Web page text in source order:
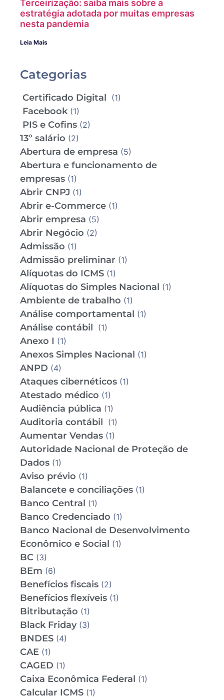
Terceirização: saiba mais sobre a
estratégia adotada por muitas empresas
nesta pandemia
Leia Mais
Categorias
Certificado Digital (1)
Facebook(1)
PIS e Cofins (2)
13º salário (2)
Abertura de empresa (5)
Abertura e funcionamento de
empresas (1)
Abrir CNPJ (1)
Abrir e-Commerce (1)
Abrir empresa (5)
Abrir Negócio (2)
Admissão (1)
Admissão preliminar (1)
Alíquotas do ICMS (1)
Alíquotas do Simples Nacional (1)
Ambiente de trabalho (1)
Análise comportamental (1)
Análise contábil (1)
Anexo I (1)
Anexos Simples Nacional (1)
ANPD (4)
Ataques cibernéticos (1)
Atestado médico (1)
Audiência pública (1)
Auditoria contábil (1)
Aumentar Vendas (1)
Autoridade Nacional de Proteção de
Dados (1)
Aviso prévio (1)
Balancete e conciliações (1)
Banco Central (1)
Banco Credenciado (1)
Banco Nacional de Desenvolvimento
Econômico e Social (1)
BC (3)
BEm (6)
Benefícios fiscais (2)
Benefícios flexíveis (1)
Bitributação (1)
Black Friday(3)
BNDES (4)
CAE (1)
CAGED (1)
Caixa Econômica Federal (1)
Calcular ICMS (1)